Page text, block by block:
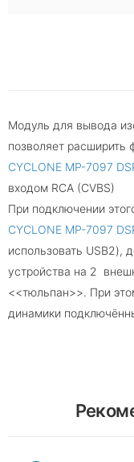
Модуль для вывода
позволяет расширить
CYCLONE MP-7097
входом RCA (CVBS)
При подключении
CYCLONE MP-7097
использовать USB2),
устройства на 2
<<тюльпан>>. При
динамики